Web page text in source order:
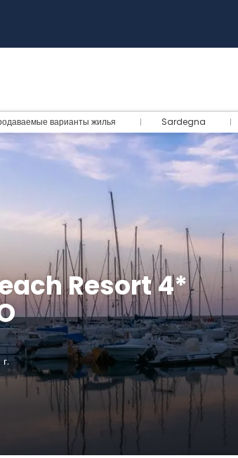
варианты жилья Sardegna
Resort 4*